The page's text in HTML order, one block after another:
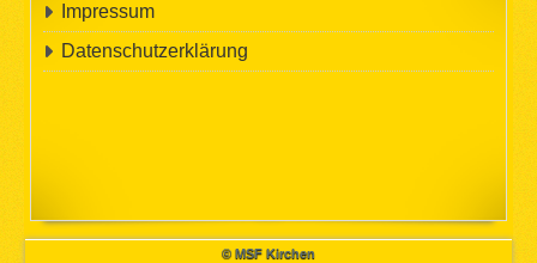
Impressum
Datenschutzerklärung
© MSF Kirchen